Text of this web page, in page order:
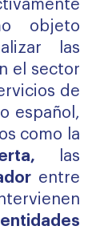
objeto
las
el sector
de
español,
como la
las
entre